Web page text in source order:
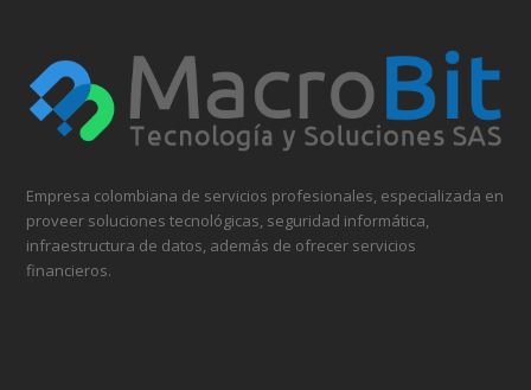
Empresa colombiana de servicios profesionales, especializada en
proveer soluciones tecnológicas, seguridad informática,
infraestructura de datos, además de ofrecer servicios
financieros.